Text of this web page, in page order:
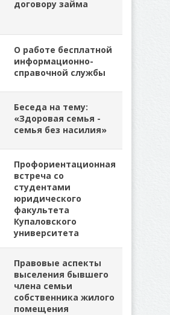
договору займа
О работе бесплатной
информационно-
справочной службы
Беседа на тему:
«Здоровая семья -
семья без насилия»
Профориентационная
встреча со
студентами
юридического
факультета
Купаловского
университета
Правовые аспекты
выселения бывшего
члена семьи
собственника жилого
помещения